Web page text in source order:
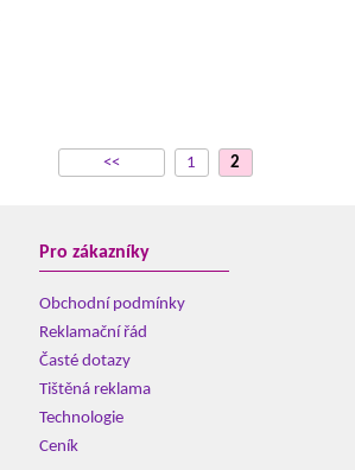
<< 1 2
Pro zákazníky
Obchodní podmínky
Reklamační řád
Časté dotazy
Tištěná reklama
Technologie
Ceník